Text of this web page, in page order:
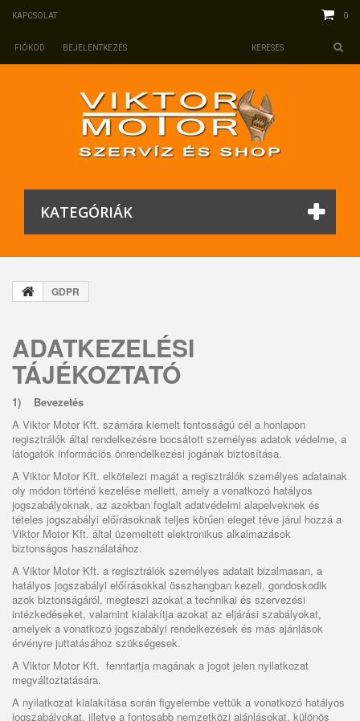
KAPCSOLAT 0
BEJELENTKEZÉS
FIÓKOD
KATEGÓRIÁK
GDPR
ADATKEZELÉSI
TÁJÉKOZTATÓ
1)
Bevezetés
A Viktor Motor Kft. számára kiemelt fontosságú cél a honlapon
regisztrálók által rendelkezésre bocsátott személyes adatok védelme, a
látogatók információs önrendelkezési jogának biztosítása.
A Viktor Motor Kft. elkötelezi magát a regisztrálók személyes adatainak
oly módon történő kezelése mellett, amely a vonatkozó hatályos
jogszabályoknak, az azokban foglalt adatvédelmi alapelveknek és
tételes jogszabályi előírásoknak teljes körűen eleget téve járul hozzá a
Viktor Motor Kft. által üzemeltett elektronikus alkalmazások
biztonságos használatához.
A Viktor Motor Kft. a regisztrálók személyes adatait bizalmasan, a
hatályos jogszabályi előírásokkal összhangban kezeli, gondoskodik
azok biztonságáról, megteszi azokat a technikai és szervezési
intézkedéseket, valamint kialakítja azokat az eljárási szabályokat,
amelyek a vonatkozó jogszabályi rendelkezések és más ajánlások
érvényre juttatásához szükségesek.
A Viktor Motor Kft. fenntartja magának a jogot jelen nyilatkozat
megváltoztatására.
A nyilatkozat kialakítása során figyelembe vettük a vonatkozó hatályos
jogszabályokat, illetve a fontosabb nemzetközi ajánlásokat, különös